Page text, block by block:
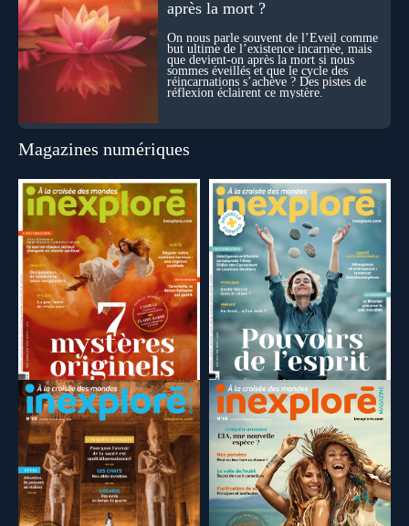
après la mort ?
On nous parle souvent de l’Éveil comme
but ultime de l’existence incarnée, mais
que devient-on après la mort si nous
sommes éveillés et que le cycle des
réincarnations s’achève ? Des pistes de
réflexion éclairent ce mystère.
Magazines numériques